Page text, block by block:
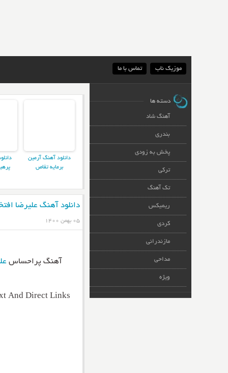
موزیک ناب تماس با ما
دانلود آهنگ آرمین
برمایه تقاص
دانلود آهنگ علیرضا
۰۵ بهمن ۱۴۰۰
آهنگ پراحساس
And Direct Links
دسته ها
آهنگ شاد
بندری
پخش به زودی
ترکی
تک آهنگ
ریمیکس
کردی
مازندرانی
مداحی
ویژه